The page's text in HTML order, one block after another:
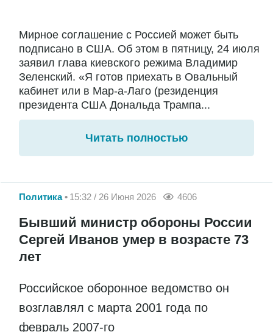
Мирное соглашение с Россией может быть
подписано в США. Об этом в пятницу, 24 июля
заявил глава киевского режима Владимир
Зеленский. «Я готов приехать в Овальный
кабинет или в Мар-а-Лаго (резиденция
президента США Дональда Трампа...
Читать полностью
Политика 15:32 / 26 Июня 2026 4606
Бывший министр обороны России
Сергей Иванов умер в возрасте 73
лет
Российское оборонное ведомство он
возглавлял с марта 2001 года по
февраль 2007-го